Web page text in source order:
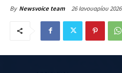
By Newsvoice team 26 Ιανουαρίου 2026